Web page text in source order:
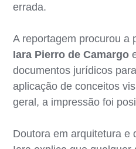
errada.
A reportagem procurou a
Iara Pierro de Camargo
documentos jurídicos
aplicação de conceitos
geral, a impressão foi
Doutora em arquitetura e